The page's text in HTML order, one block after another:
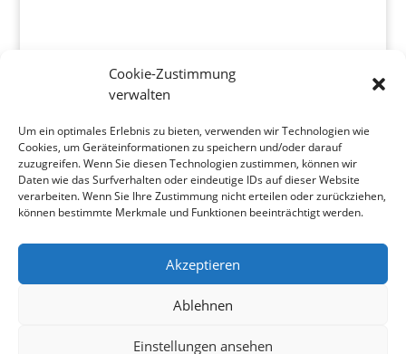
Cookie-Zustimmung
verwalten
Um ein optimales Erlebnis zu bieten, verwenden wir Technologien wie
Cookies, um Geräteinformationen zu speichern und/oder darauf
zuzugreifen. Wenn Sie diesen Technologien zustimmen, können wir
Daten wie das Surfverhalten oder eindeutige IDs auf dieser Website
verarbeiten. Wenn Sie Ihre Zustimmung nicht erteilen oder zurückziehen,
können bestimmte Merkmale und Funktionen beeinträchtigt werden.
Akzeptieren
Ablehnen
Einstellungen ansehen
IMPRESSUM DATENSCHUTZ